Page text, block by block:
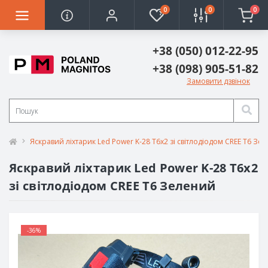
0 0 0
+38 (050) 012-22-95
+38 (098) 905-51-82
Замовити дзвінок
Яскравий ліхтарик Led Power K-28 T6x2 зі світлодіодом CREE T6
Яскравий ліхтарик Led Power K-28 T6x2
зі світлодіодом CREE T6 Зелений
-36%